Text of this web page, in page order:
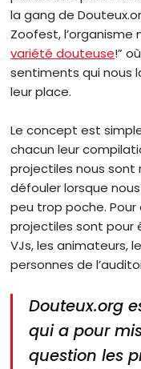
la gang de
Zoofest,
variété douteuse!”
sentiments qui nous
leur place.
Le concept est
chacun leur
projectiles nous
défouler lorsque
peu trop poche.
projectiles sont pour
VJs, les animateurs,
personnes de
Douteux.org
qui a pour
question les